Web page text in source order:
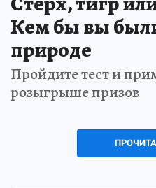
Кем бы вы
природе
Пройдите тест и
розыгрыше призов